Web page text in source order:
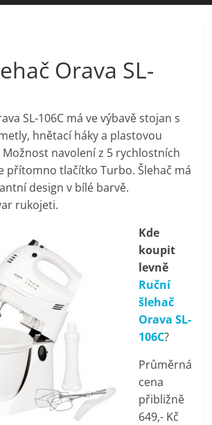
Orava SL-
SL-106C má ve výbavě stojan s
hnětací háky a plastovou
navolení z 5 rychlostních
přítomno tlačítko Turbo. Šlehač má
design v bílé barvě.
rukojeti.
Kde
koupit
levně
Ruční
šlehač
Orava SL-
106C?
Průměrná
cena
přibližně
649,- Kč